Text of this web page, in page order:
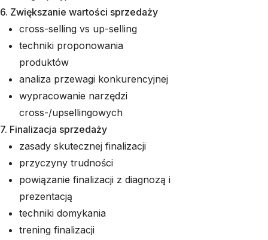
6. Zwiększanie wartości sprzedaży
cross-selling vs up-selling
techniki proponowania
produktów
analiza przewagi konkurencyjnej
wypracowanie narzędzi
cross-/upsellingowych
7. Finalizacja sprzedaży
zasady skutecznej finalizacji
przyczyny trudności
powiązanie finalizacji z diagnozą i
prezentacją
techniki domykania
trening finalizacji